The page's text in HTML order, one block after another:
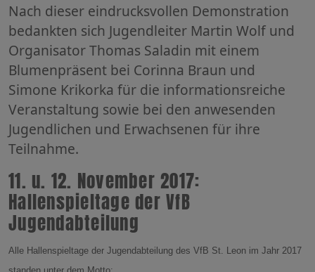
Nach dieser eindrucksvollen Demonstration
bedankten sich Jugendleiter Martin Wolf und
Organisator Thomas Saladin mit einem
Blumenpräsent bei Corinna Braun und
Simone Krikorka für die informationsreiche
Veranstaltung sowie bei den anwesenden
Jugendlichen und Erwachsenen für ihre
Teilnahme.
11. u. 12. November 2017:
Hallenspieltage der VfB
Jugendabteilung
Alle Hallenspieltage der Jugendabteilung des VfB St. Leon im Jahr 2017